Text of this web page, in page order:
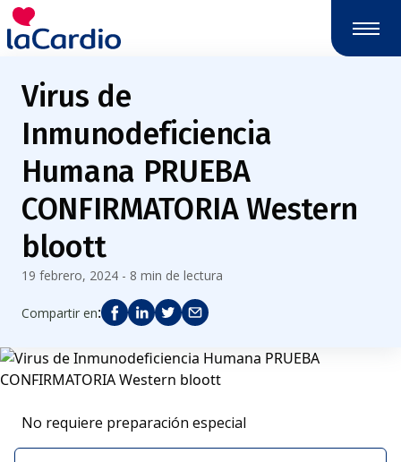
Virus de
Inmunodeficiencia
Humana PRUEBA
CONFIRMATORIA Western
bloott
19 febrero, 2024 - 8 min de lectura
Compartir en:
No requiere preparación especial